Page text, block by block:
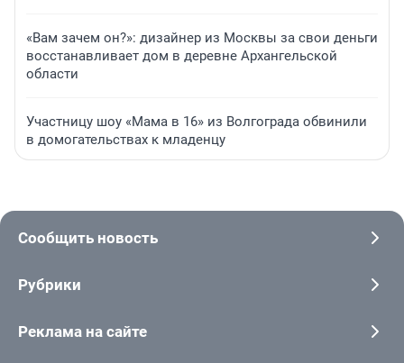
«Вам зачем он?»: дизайнер из Москвы за свои деньги
восстанавливает дом в деревне Архангельской
области
Участницу шоу «Мама в 16» из Волгограда обвинили
в домогательствах к младенцу
Сообщить новость
Рубрики
Реклама на сайте